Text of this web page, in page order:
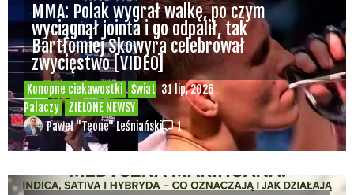
Konopne ciekawostki
Świat
Palaczy
ZIELONE NEWSY
31 lip, 2026
MMA: Polak wygrał walkę, po czym
wyciągnął jointa i go odpalił, tak
Bartłomiej Skowyra celebrował
zwycięstwo [VIDEO]
Paweł "Teone" Leśniański 1